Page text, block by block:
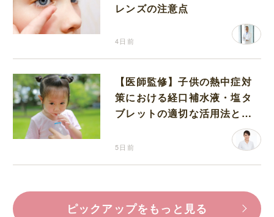
レンズの注意点
4日前
【医師監修】子供の熱中症対
策における経口補水液・塩タ
ブレットの適切な活用法と水
5日前
ピックアップをもっと見る